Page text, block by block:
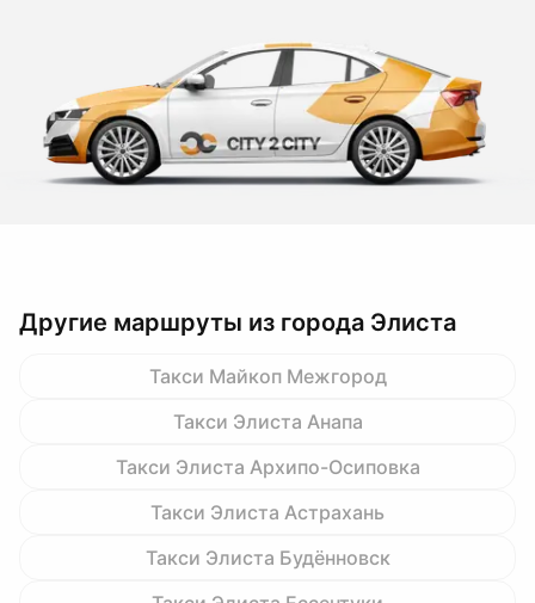
Другие маршруты из города Элиста
Такси Майкоп Межгород
Такси Элиста Анапа
Такси Элиста Архипо-Осиповка
Такси Элиста Астрахань
Такси Элиста Будённовск